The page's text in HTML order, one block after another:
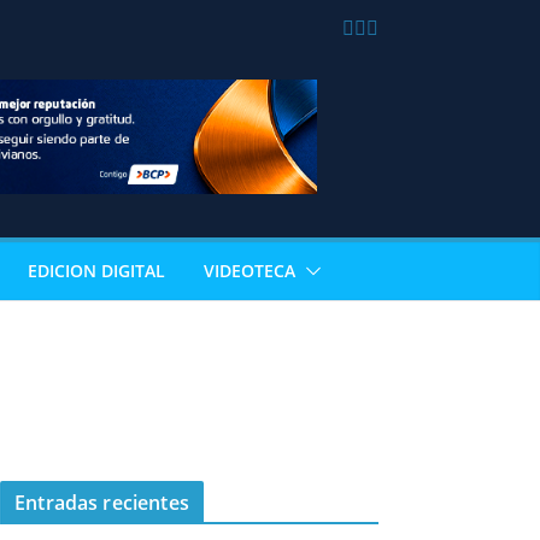
EDICION DIGITAL VIDEOTECA
Entradas recientes